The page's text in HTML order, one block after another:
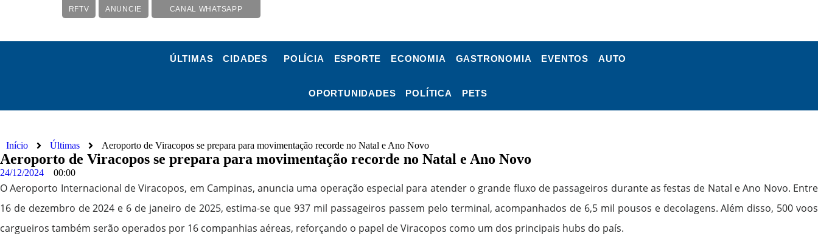
RFTV ANUNCIE CANAL WHATSAPP
ÚLTIMAS CIDADES POLÍCIA ESPORTE ECONOMIA GASTRONOMIA EVENTOS AUTO
OPORTUNIDADES POLÍTICA PETS
Início Últimas Aeroporto de Viracopos se prepara para movimentação recorde no Natal e Ano Novo
Aeroporto de Viracopos se prepara para movimentação recorde no Natal e Ano Novo
24/12/2024 00:00
O Aeroporto Internacional de Viracopos, em Campinas, anuncia uma operação especial para atender o grande fluxo de passageiros durante as festas de Natal e Ano Novo. Entre
16 de dezembro de 2024 e 6 de janeiro de 2025, estima-se que 937 mil passageiros passem pelo terminal, acompanhados de 6,5 mil pousos e decolagens. Além disso, 500 voos
cargueiros também serão operados por 16 companhias aéreas, reforçando o papel de Viracopos como um dos principais hubs do país.